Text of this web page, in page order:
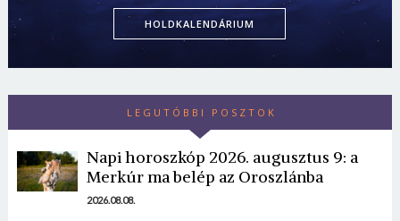
HOLDKALENDÁRIUM
LEGUTÓBBI POSZTOK
Napi horoszkóp 2026. augusztus 9: a
Merkúr ma belép az Oroszlánba
2026.08.08.